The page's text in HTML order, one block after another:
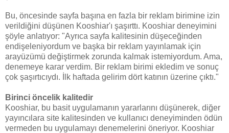
Bu, öncesinde sayfa başına en fazla bir reklam birimine izin
verildiğini düşünen Kooshiar'ı şaşırttı. Kooshiar deneyimini
şöyle anlatıyor: "Ayrıca sayfa kalitesinin düşeceğinden
endişeleniyordum ve başka bir reklam yayınlamak için
arayüzümü değiştirmek zorunda kalmak istemiyordum. Ama,
denemeye karar verdim. Bir reklam birimi ekledim ve sonuç
çok şaşırtıcıydı. İlk haftada gelirim dört katının üzerine çıktı."
Birinci öncelik kalitedir
Kooshiar, bu basit uygulamanın yararlarını düşünerek, diğer
yayıncılara site kalitesinden ve kullanıcı deneyiminden ödün
vermeden bu uygulamayı denemelerini öneriyor. Kooshiar